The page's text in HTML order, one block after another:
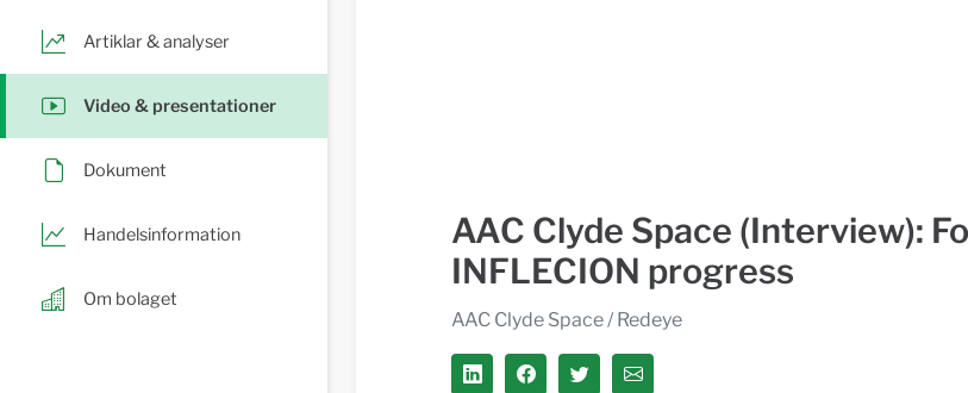
Artiklar & analyser
Video & presentationer
Dokument
Handelsinformation
Om bolaget
AAC Clyde Space (Interview):
INFLECION progress
AAC Clyde Space/ Redeye